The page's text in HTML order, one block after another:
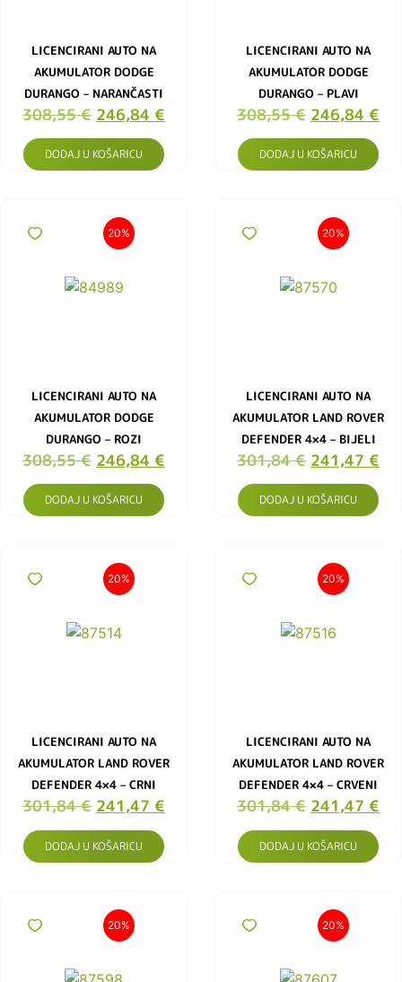
LICENCIRANI AUTO NA
AKUMULATOR DODGE
DURANGO – NARANČASTI
308,55€ 246,84 €
DODAJ U KOŠARICU
LICENCIRANI AUTO NA
AKUMULATOR DODGE
DURANGO – PLAVI
308,55€ 246,84 €
DODAJ U KOŠARICU
20%
LICENCIRANI AUTO NA
AKUMULATOR DODGE
DURANGO – ROZI
308,55€ 246,84 €
DODAJ U KOŠARICU
20%
LICENCIRANI AUTO NA
AKUMULATOR LAND ROVER
DEFENDER 4×4 – BIJELI
301,84€ 241,47 €
DODAJ U KOŠARICU
20%
LICENCIRANI AUTO NA
AKUMULATOR LAND ROVER
DEFENDER 4×4 – CRNI
301,84€ 241,47 €
DODAJ U KOŠARICU
20%
LICENCIRANI AUTO NA
AKUMULATOR LAND ROVER
DEFENDER 4×4 – CRVENI
301,84€ 241,47 €
DODAJ U KOŠARICU
20% 20%